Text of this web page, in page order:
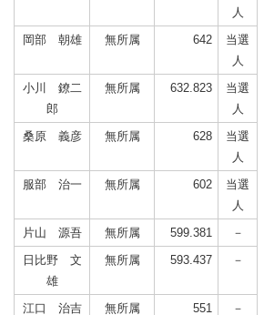
人
岡部 朝雄
無所属 642
当選
人
小川 鐐二
郎
無所属 632.823
当選
人
桑原 義彦
無所属 628
当選
人
服部 治一
無所属 602
当選
人
片山 源吾
無所属 599.381
－
日比野 文
雄
無所属 593.437 －
江口 治吉 無所属 551 －